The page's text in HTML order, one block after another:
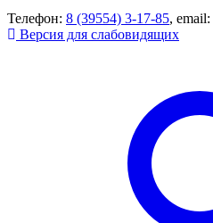
Телефон: 8 (39554) 3-17-85, email:
Версия для слабовидящих